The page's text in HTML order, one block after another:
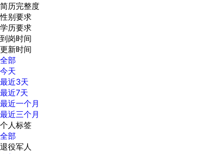
简历完整度
性别要求
学历要求
到岗时间
更新时间
全部
今天
最近3天
最近7天
最近一个月
最近三个月
个人标签
全部
退役军人